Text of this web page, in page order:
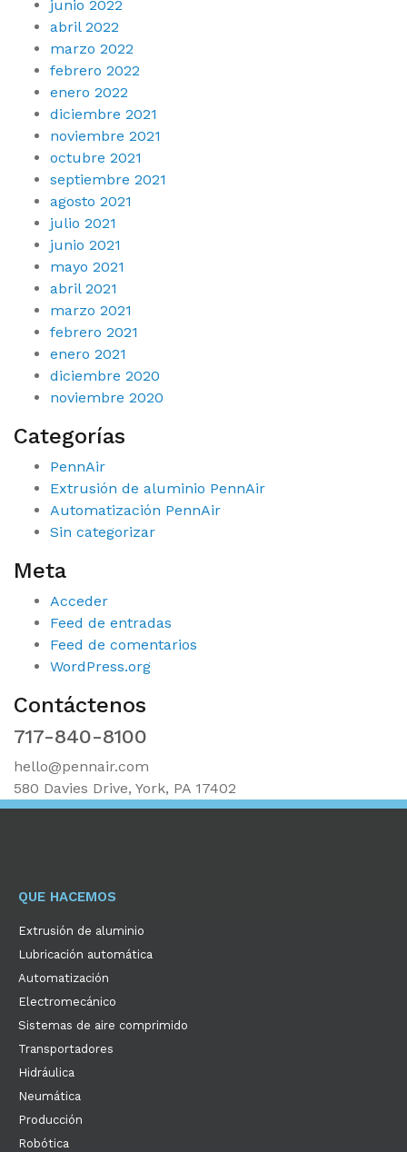
junio 2022
abril 2022
marzo 2022
febrero 2022
enero 2022
diciembre 2021
noviembre 2021
octubre 2021
septiembre 2021
agosto 2021
julio 2021
junio 2021
mayo 2021
abril 2021
marzo 2021
febrero 2021
enero 2021
diciembre 2020
noviembre 2020
Categorías
PennAir
Extrusión de aluminio PennAir
Automatización PennAir
Sin categorizar
Meta
Acceder
Feed de entradas
Feed de comentarios
WordPress.org
Contáctenos
717-840-8100
hello@pennair.com
580 Davies Drive, York, PA 17402
QUE HACEMOS
Extrusión de aluminio
Lubricación automática
Automatización
Electromecánico
Sistemas de aire comprimido
Transportadores
Hidráulica
Neumática
Producción
Robótica